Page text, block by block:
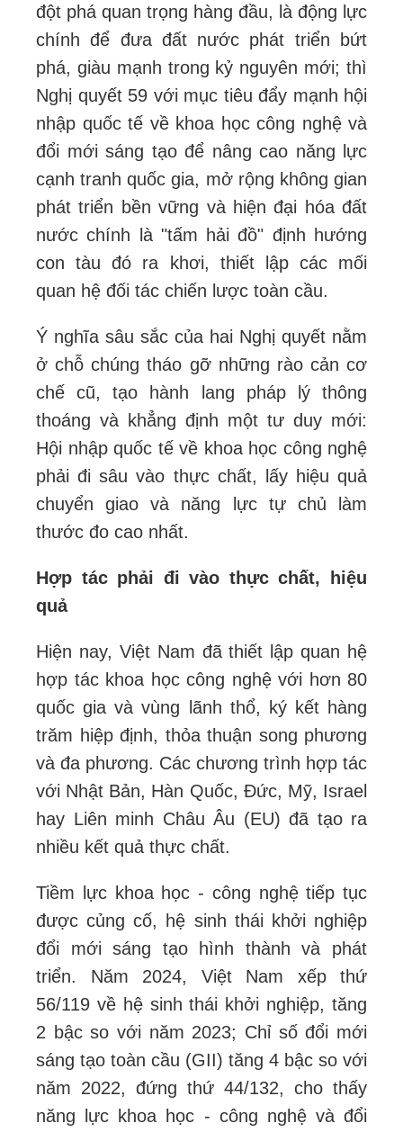
đột phá quan trọng hàng đầu, là động lực
chính để đưa đất nước phát triển bứt
phá, giàu mạnh trong kỷ nguyên mới; thì
Nghị quyết 59 với mục tiêu đẩy mạnh hội
nhập quốc tế về khoa học công nghệ và
đổi mới sáng tạo để nâng cao năng lực
cạnh tranh quốc gia, mở rộng không gian
phát triển bền vững và hiện đại hóa đất
nước chính là "tấm hải đồ" định hướng
con tàu đó ra khơi, thiết lập các mối
quan hệ đối tác chiến lược toàn cầu.
Ý nghĩa sâu sắc của hai Nghị quyết nằm
ở chỗ chúng tháo gỡ những rào cản cơ
chế cũ, tạo hành lang pháp lý thông
thoáng và khẳng định một tư duy mới:
Hội nhập quốc tế về khoa học công nghệ
phải đi sâu vào thực chất, lấy hiệu quả
chuyển giao và năng lực tự chủ làm
thước đo cao nhất.
Hợp tác phải đi vào thực chất, hiệu
quả
Hiện nay, Việt Nam đã thiết lập quan hệ
hợp tác khoa học công nghệ với hơn 80
quốc gia và vùng lãnh thổ, ký kết hàng
trăm hiệp định, thỏa thuận song phương
và đa phương. Các chương trình hợp tác
với Nhật Bản, Hàn Quốc, Đức, Mỹ, Israel
hay Liên minh Châu Âu (EU) đã tạo ra
nhiều kết quả thực chất.
Tiềm lực khoa học - công nghệ tiếp tục
được củng cố, hệ sinh thái khởi nghiệp
đổi mới sáng tạo hình thành và phát
triển. Năm 2024, Việt Nam xếp thứ
56/119 về hệ sinh thái khởi nghiệp, tăng
2 bậc so với năm 2023; Chỉ số đổi mới
sáng tạo toàn cầu (GII) tăng 4 bậc so với
năm 2022, đứng thứ 44/132, cho thấy
năng lực khoa học - công nghệ và đổi